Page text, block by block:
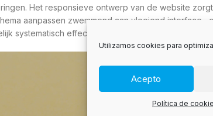
Utilizamos cookies para
Acepto
Política de
Het responsieve ontwerp van de website
aanpassen zwemmend aan vloeiend interface ,
systematisch effectief , met pageboy tonen snel